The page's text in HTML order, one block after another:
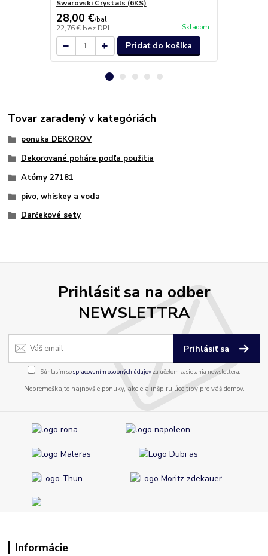
Swarovski Crystals (6KS)
28,00 €/bal
22,76 € bez DPH Skladom
Pridať do košíka
Tovar zaradený v kategóriách
ponuka DEKOROV
Dekorované poháre podľa použitia
Atómy 27181
pivo, whiskey a voda
Darčekové sety
Prihlásiť sa na odber
NEWSLETTRA
Prihlásiť sa
Súhlasím sospracovaním osobných údajov za účelom zasielania newslettera.
Nepremeškajte najnovšie ponuky, akcie a inšpirujúce tipy pre váš domov.
Informácie